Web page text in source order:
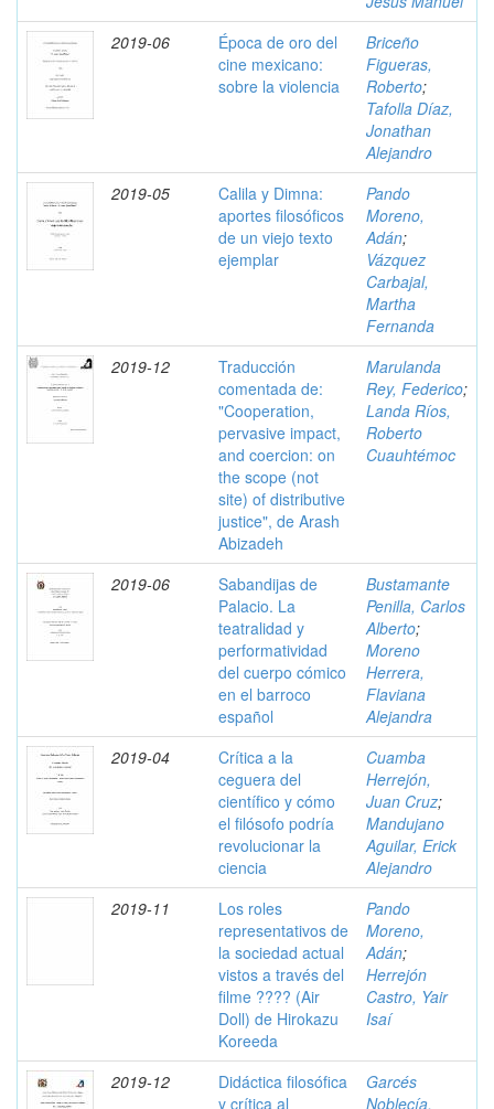
2019-06
Época de oro del
cine mexicano:
sobre la violencia
Briceño
Figueras,
Roberto;
Tafolla Díaz,
Jonathan
Alejandro
2019-05
Calila y Dimna:
aportes filosóficos
de un viejo texto
ejemplar
Pando
Moreno,
Adán;
Vázquez
Carbajal,
Martha
Fernanda
2019-12
Traducción
comentada de:
"Cooperation,
pervasive impact,
and coercion: on
the scope (not
site) of distributive
justice", de Arash
Abizadeh
Marulanda
Rey, Federico;
Landa Ríos,
Roberto
Cuauhtémoc
2019-06
Sabandijas de
Palacio. La
teatralidad y
performatividad
del cuerpo cómico
en el barroco
español
Bustamante
Penilla, Carlos
Alberto;
Moreno
Herrera,
Flaviana
Alejandra
2019-04
Crítica a la
ceguera del
científico y cómo
el filósofo podría
revolucionar la
ciencia
Cuamba
Herrejón,
Juan Cruz;
Mandujano
Aguilar, Erick
Alejandro
2019-11
Los roles
representativos de
la sociedad actual
vistos a través del
filme ???? (Air
Doll) de Hirokazu
Koreeda
Pando
Moreno,
Adán;
Herrejón
Castro, Yair
Isaí
2019-12
Didáctica filosófica
y crítica al
Garcés
Noblecía,